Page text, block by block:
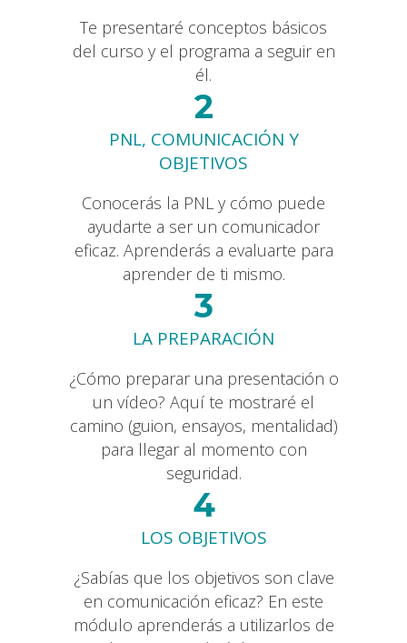
Te presentaré conceptos básicos
del curso y el programa a seguir en
él.
2
PNL, COMUNICACIÓN Y
OBJETIVOS
Conocerás la PNL y cómo puede
ayudarte a ser un comunicador
eficaz. Aprenderás a evaluarte para
aprender de ti mismo.
3
LA PREPARACIÓN
¿Cómo preparar una presentación o
un vídeo? Aquí te mostraré el
camino (guion, ensayos, mentalidad)
para llegar al momento con
seguridad.
4
LOS OBJETIVOS
¿Sabías que los objetivos son clave
en comunicación eficaz? En este
módulo aprenderás a utilizarlos de